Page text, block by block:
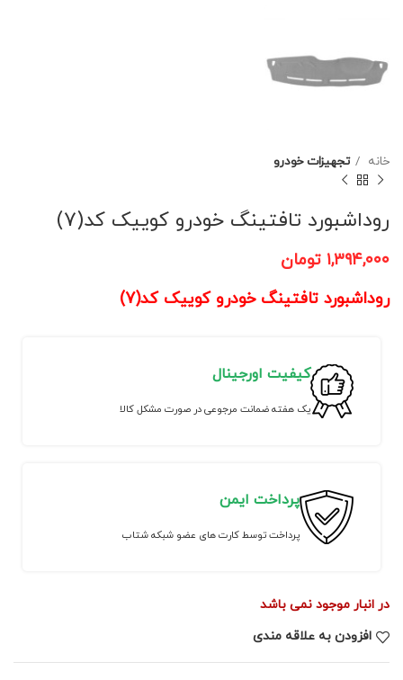
خانه تجهیزات خودرو
روداشبورد تافتینگ خودرو کوییک کد(7)
۱,۳۹۴,۰۰۰ تومان
روداشبورد تافتینگ خودرو کوییک کد(7)
کیفیت اورجینال
یک هفته ضمانت مرجوعی در صورت مشکل کالا
پرداخت ایمن
پرداخت توسط کارت های عضو شبکه شتاب
در انبار موجود نمی باشد
افزودن به علاقه مندی